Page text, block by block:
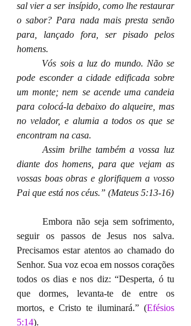
sal vier a ser insípido, como lhe restaurar
o sabor? Para nada mais presta senão
para, lançado fora, ser pisado pelos
homens.
Vós sois a luz do mundo. Não se
pode esconder a cidade edificada sobre
um monte; nem se acende uma candeia
para colocá-la debaixo do alqueire, mas
no velador, e alumia a todos os que se
encontram na casa.
Assim brilhe também a vossa luz
diante dos homens, para que vejam as
vossas boas obras e glorifiquem a vosso
Pai que está nos céus.” (Mateus 5:13-16)
seguir os passos de Jesus nos salva.
Precisamos estar atentos ao chamado do
Senhor. Sua voz ecoa em nossos corações
todos os dias e nos diz: “Desperta, ó tu
que dormes, levanta-te de entre os
mortos, e Cristo te iluminará.” (Efésios
5:14).